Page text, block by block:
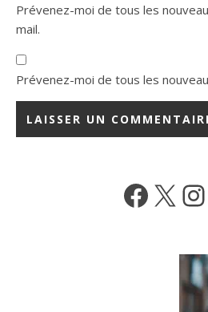
Prévenez-moi de tous les
mail.
Prévenez-moi de tous les
Facebook
X